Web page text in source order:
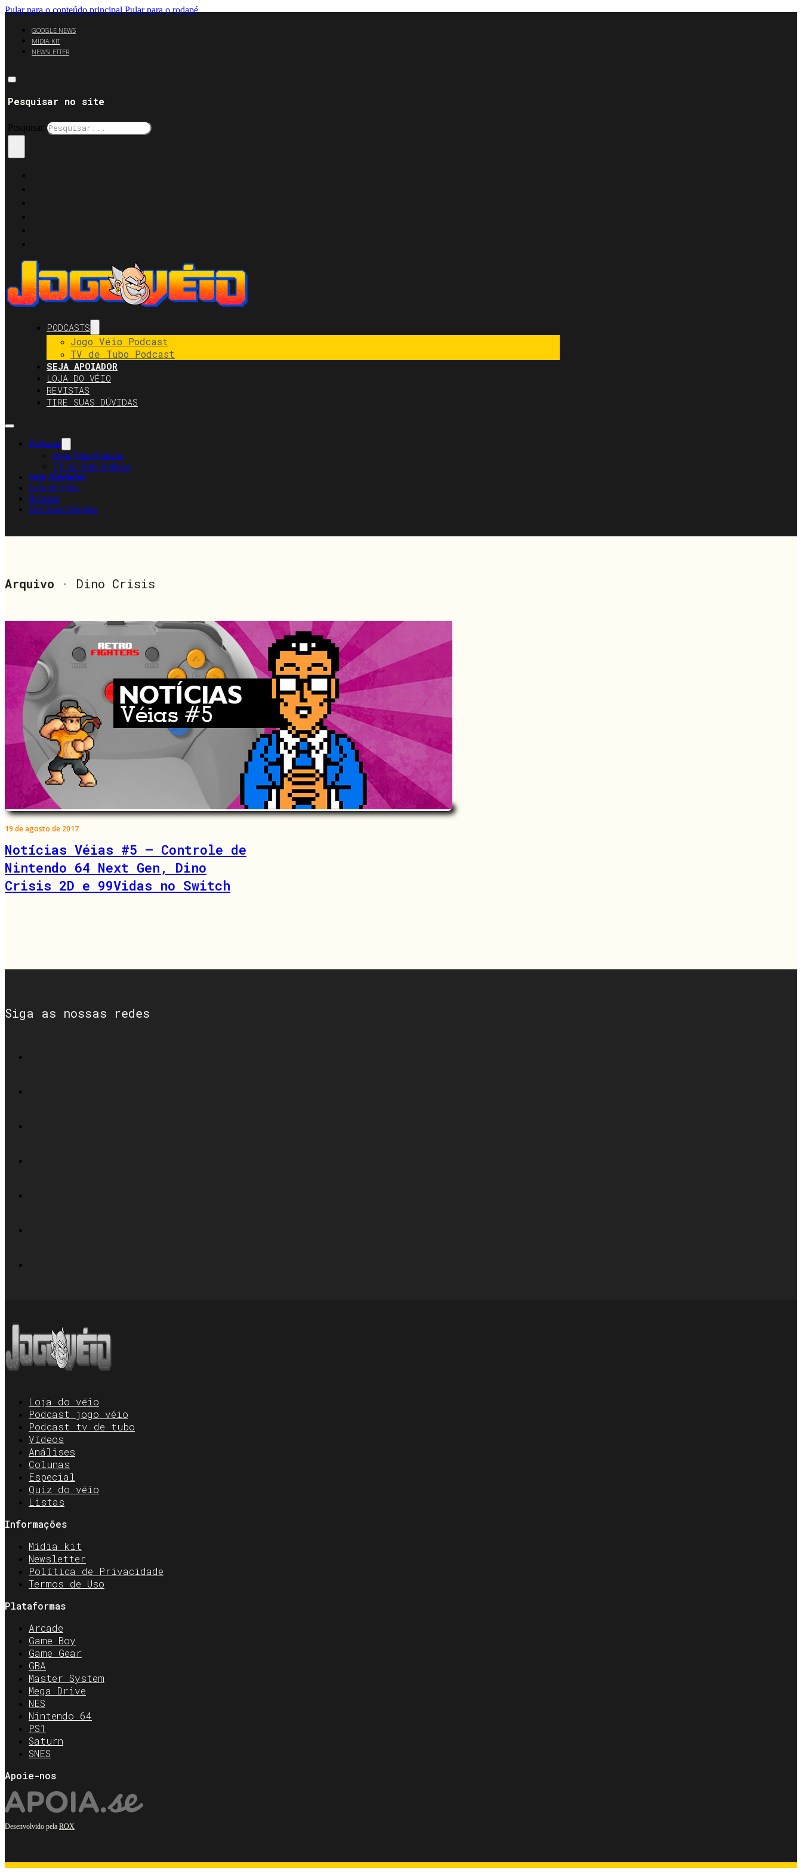
Pular para o conteúdo principal Pular para o rodapé
GOOGLE NEWS
MÍDIA KIT
NEWSLETTER
Pesquisar no site
Pesquisar
PODCASTS
Jogo Véio Podcast
TV de Tubo Podcast
SEJA APOIADOR
LOJA DO VÉIO
REVISTAS
TIRE SUAS DÚVIDAS
Podcasts
Jogo Véio Podcast
TV de Tubo Podcast
Seja Apoiador
Loja do Véio
Revistas
Tire Suas Dúvidas
Arquivo · Dino Crisis
19 de agosto de 2017
Notícias Véias #5 – Controle de
Nintendo 64 Next Gen, Dino
Crisis 2D e 99Vidas no Switch
Siga as nossas redes
Loja do véio
Podcast jogo véio
Podcast tv de tubo
Vídeos
Análises
Colunas
Especial
Quiz do véio
Listas
Informações
Mídia kit
Newsletter
Política de Privacidade
Termos de Uso
Plataformas
Arcade
Game Boy
Game Gear
GBA
Master System
Mega Drive
NES
Nintendo 64
PS1
Saturn
SNES
Apoie-nos
Desenvolvido pela ROX